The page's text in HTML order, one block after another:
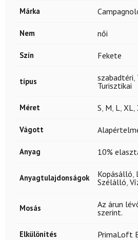
Márka
Nem női
Szín Fekete
típus szabadtéri
Turisztikai
Méret S M L XL
Vágott
Anyag 10%
Anyagtulajdonságok Kopásálló
Szélálló
Mosás
Az árun
szerint.
Elkülönítés PrimaLoft